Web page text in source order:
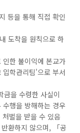
등을 통해 직접 확인
도착을 원칙으로 하
한 불이익에 본교가
학관리팀'으로 부서
금을 수령한 사실이
행을 방해하는 경우
벌을 받을 수 있음
환하지 않으며, 「공